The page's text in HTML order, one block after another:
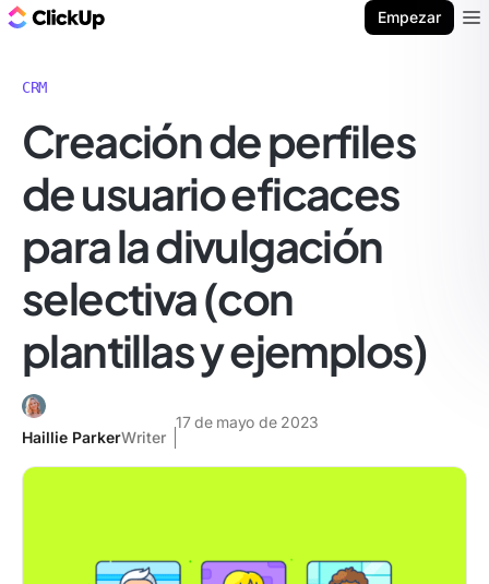
Empezar
CRM
Creación de perfiles
de usuario eficaces
para la divulgación
selectiva (con
plantillas y ejemplos)
Haillie ParkerWriter
17 de mayo de 2023